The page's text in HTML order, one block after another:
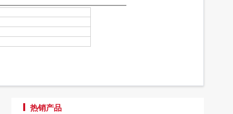
热销产品